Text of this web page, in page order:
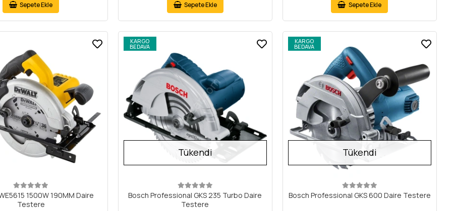
Sepete Ekle Sepete Ekle Sepete Ekle
1500W 190MM Daire
Testere
KARGO
BEDAVA
Tükendi
Bosch Professional GKS 235 Turbo Daire
Testere
KARGO
BEDAVA
Tükendi
Bosch Professional GKS 600 Daire Testere